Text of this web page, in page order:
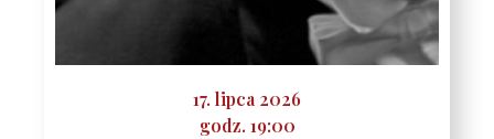
17. lipca 2026
godz. 19:00